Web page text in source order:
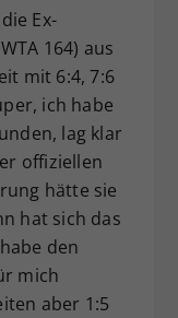
Ex-
164) aus
mit 6:4, 7:6
ich habe
lag klar
offiziellen
hätte sie
hat sich das
den
mich
aber 1:5